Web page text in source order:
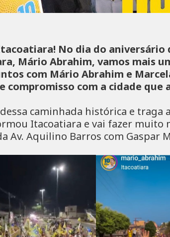
No dia do
Mário Abrahim, vamos mais
com Mário Abrahim e
compromisso com a cidade que
caminhada histórica e
Itacoatiara e vai fazer muito
Av. Aquilino Barros com Gaspar